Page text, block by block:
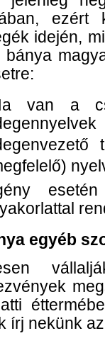
idején,
bánya
van a
egyéb
írj nekünk